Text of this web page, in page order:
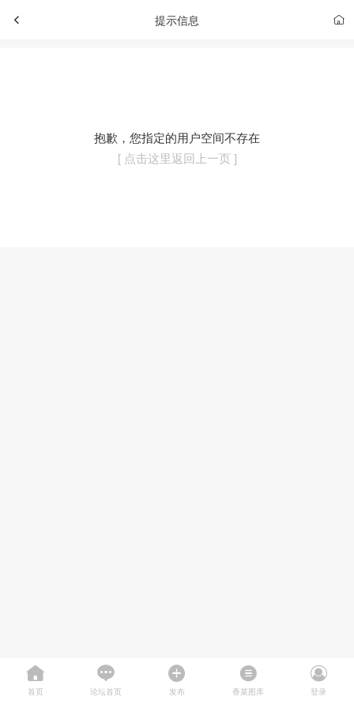
提示信息
抱歉，您指定的用户空间不存在
[ 点击这里返回上一页 ]
首页 论坛首页 发布 香菜图库 登录